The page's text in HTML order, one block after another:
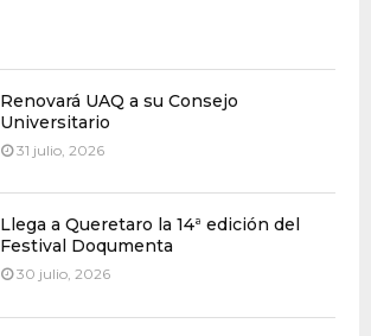
Renovará UAQ a su Consejo
Universitario
31 julio, 2026
Llega a Queretaro la 14ª edición del
Festival Doqumenta
30 julio, 2026